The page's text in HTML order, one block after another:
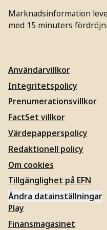
Marknadsinformation
med 15 minuters
Användarvillkor
Integritetspolicy
Prenumerationsvillkor
FactSet villkor
Värdepapperspolicy
Redaktionell policy
Om cookies
Tillgänglighet på EFN
Ändra datainställningar
Play
Finansmagasinet